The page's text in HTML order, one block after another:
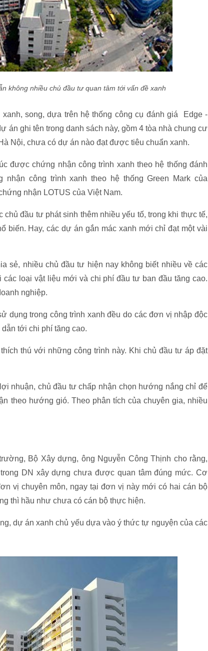
không nhiều chủ đầu tư quan tâm tới vấn đề xanh
song, dựa trên hệ thống công cụ đánh giá Edge -
án ghi tên trong danh sách này, gồm 4 tòa nhà chung cư
Nội, chưa có dự án nào đạt được tiêu chuẩn xanh.
được chứng nhận công trình xanh theo hệ thống đánh
công trình xanh theo hệ thống Green Mark của
nhận LOTUS của Việt Nam.
đầu tư phát sinh thêm nhiều yếu tố, trong khi thực tế,
biến. Hay, các dự án gắn mác xanh mới chỉ đạt một vài
sẻ, nhiều chủ đầu tư hiện nay không biết nhiều về các
loại vật liệu mới và chi phí đầu tư ban đầu tăng cao.
nghiệp.
dụng trong công trình xanh đều do các đơn vị nhập độc
tới chi phí tăng cao.
thú với những công trình này. Khi chủ đầu tư áp đặt
nhuận, chủ đầu tư chấp nhận chọn hướng nắng chỉ để
theo hướng gió. Theo phân tích của chuyên gia, nhiều
Bộ Xây dựng, ông Nguyễn Công Thịnh cho rằng,
DN xây dựng chưa được quan tâm đúng mức. Cơ
vị chuyên môn, ngay tại đơn vị này mới có hai cán bộ
thì hầu như chưa có cán bộ thực hiện.
dự án xanh chủ yếu dựa vào ý thức tự nguyện của các